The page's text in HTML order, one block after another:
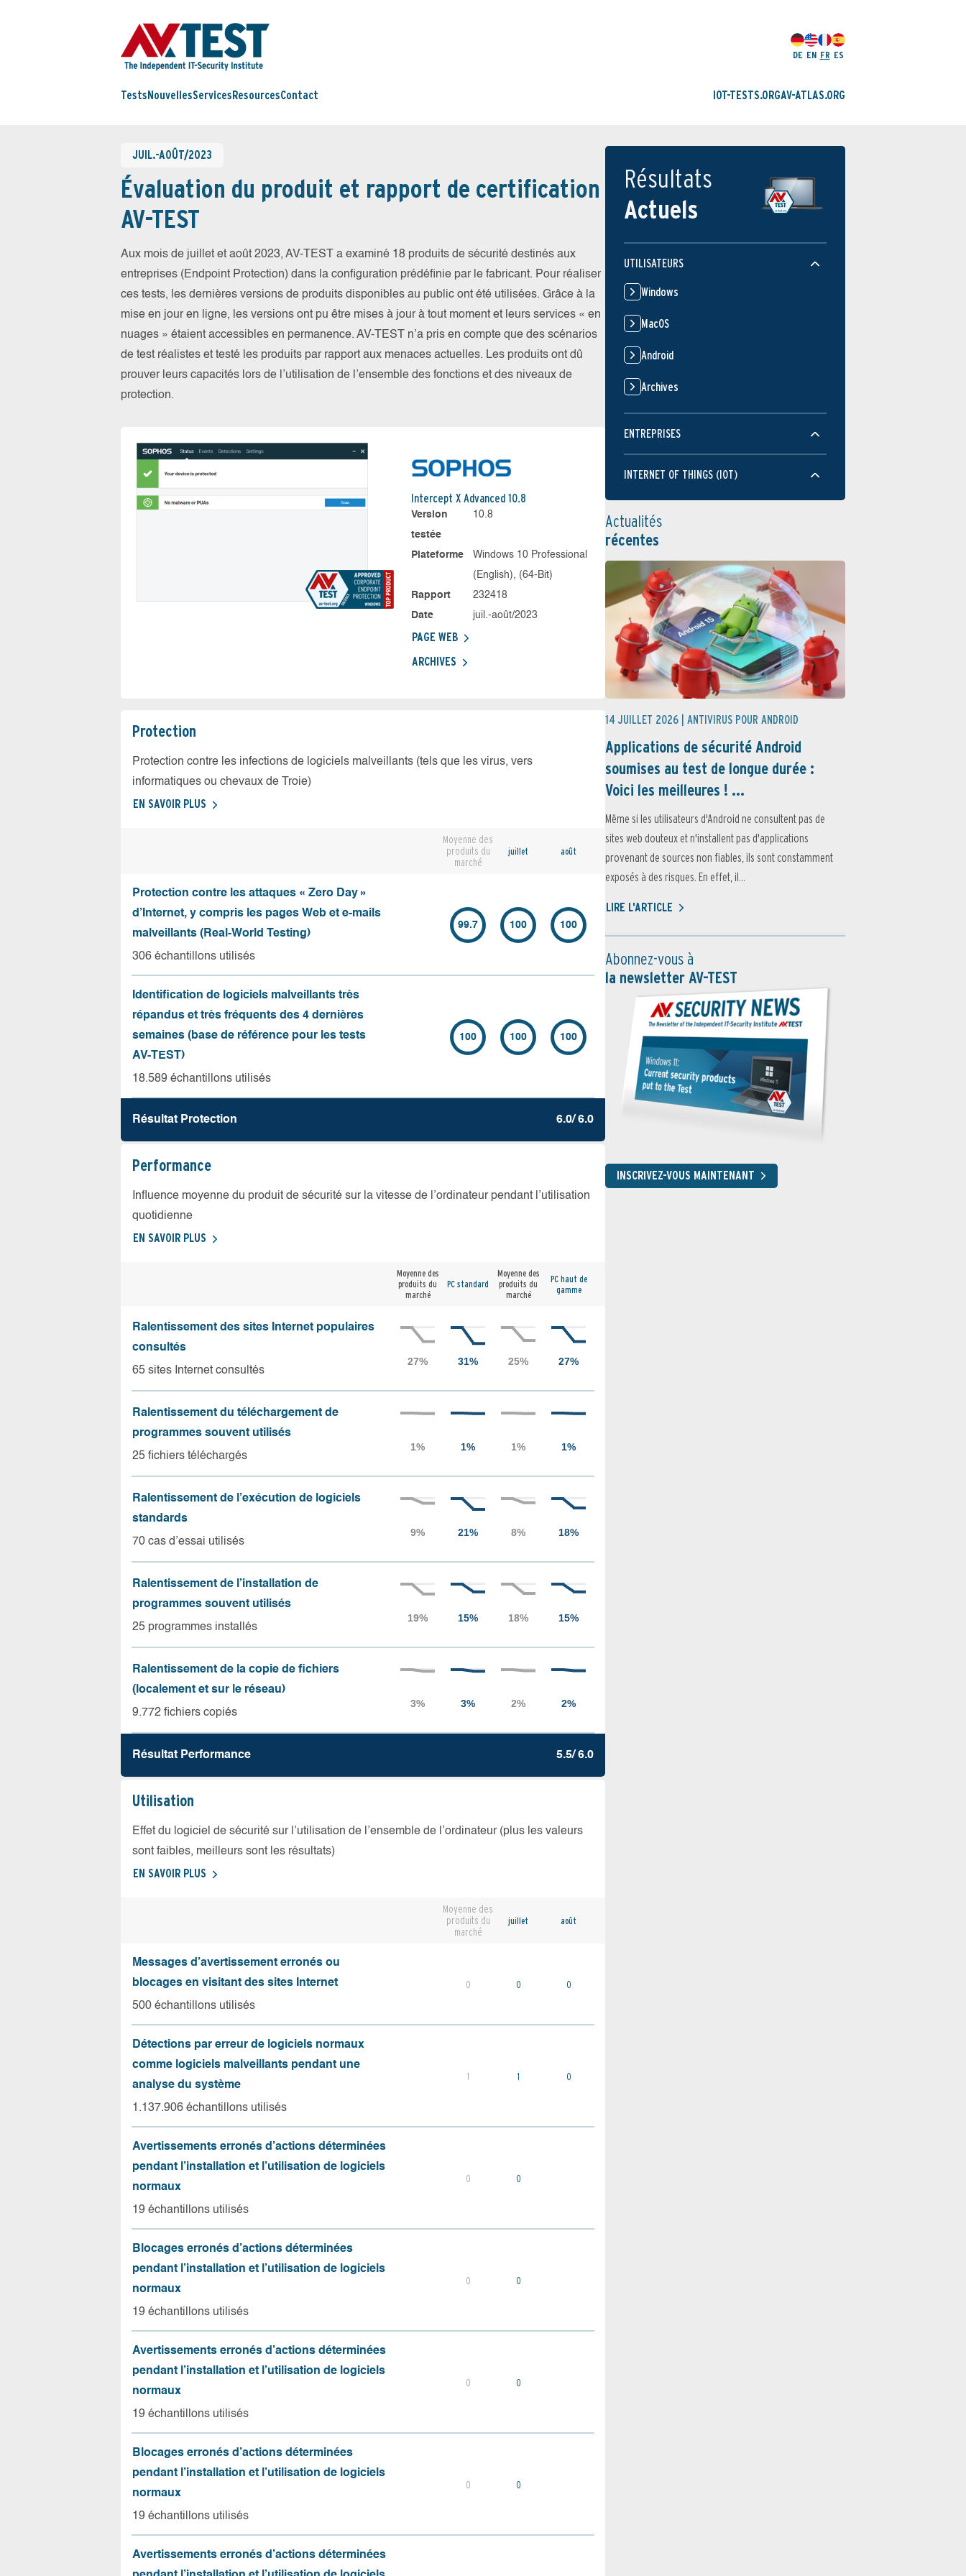
DE EN FR ES
Tests NouvellesServices ResourcesContact IOT-TESTS.ORGAV-ATLAS.ORG
JUIL.-AOÛT/2023
Évaluation du produit et rapport de certification
AV-TEST
Aux mois de juillet et août 2023, AV-TEST a examiné 18 produits de sécurité destinés aux
entreprises (Endpoint Protection) dans la configuration prédéfinie par le fabricant. Pour réaliser
ces tests, les dernières versions de produits disponibles au public ont été utilisées. Grâce à la
mise en jour en ligne, les versions ont pu être mises à jour à tout moment et leurs services « en
nuages » étaient accessibles en permanence. AV-TEST n’a pris en compte que des scénarios
de test réalistes et testé les produits par rapport aux menaces actuelles. Les produits ont dû
prouver leurs capacités lors de l’utilisation de l’ensemble des fonctions et des niveaux de
protection.
Intercept X Advanced 10.8
Version
testée
10.8
Plateforme
Windows 10 Professional
(English), (64-Bit)
Rapport
232418
Date
juil.-août/2023
PAGE WEB
ARCHIVES
Protection
Protection contre les infections de logiciels malveillants (tels que les virus, vers
informatiques ou chevaux de Troie)
EN SAVOIR PLUS
Moyenne des
produits du
marché
juillet août
Protection contre les attaques « Zero Day »
d’Internet, y compris les pages Web et e-mails
malveillants (Real-World Testing)
306 échantillons utilisés
99.7 100 100
Identification de logiciels malveillants très
répandus et très fréquents des 4 dernières
semaines (base de référence pour les tests
AV-TEST)
18.589 échantillons utilisés
100 100 100
Résultat Protection 6.0/ 6.0
Performance
Influence moyenne du produit de sécurité sur la vitesse de l’ordinateur pendant l’utilisation
quotidienne
EN SAVOIR PLUS
Moyenne des
produits du
marché
PC standard
Moyenne des
produits du
marché
PC haut de
gamme
Ralentissement des sites Internet populaires
consultés
65 sites Internet consultés
Ralentissement du téléchargement de
programmes souvent utilisés
25 fichiers téléchargés
Ralentissement de l’exécution de logiciels
standards
70 cas d’essai utilisés
Ralentissement de l’installation de
programmes souvent utilisés
25 programmes installés
Ralentissement de la copie de fichiers
(localement et sur le réseau)
9.772 fichiers copiés
Résultat Performance 5.5/ 6.0
Utilisation
Effet du logiciel de sécurité sur l’utilisation de l’ensemble de l’ordinateur (plus les valeurs
sont faibles, meilleurs sont les résultats)
EN SAVOIR PLUS
Moyenne des
produits du
marché
juillet août
Messages d’avertissement erronés ou
blocages en visitant des sites Internet
500 échantillons utilisés
0 0 0
Détections par erreur de logiciels normaux
comme logiciels malveillants pendant une
analyse du système
1.137.906 échantillons utilisés
1 1 0
Avertissements erronés d’actions déterminées
pendant l’installation et l’utilisation de logiciels
normaux
19 échantillons utilisés
0 0
Blocages erronés d’actions déterminées
pendant l’installation et l’utilisation de logiciels
normaux
19 échantillons utilisés
0 0
Avertissements erronés d’actions déterminées
pendant l’installation et l’utilisation de logiciels
normaux
19 échantillons utilisés
0 0
Blocages erronés d’actions déterminées
pendant l’installation et l’utilisation de logiciels
normaux
19 échantillons utilisés
0 0
Avertissements erronés d’actions déterminées
Résultats
Actuels
UTILISATEURS
Windows
MacOS
Android
Archives
ENTREPRISES
INTERNET OF THINGS (IOT)
Actualités
récentes
14 JUILLET 2026 | ANTIVIRUS POUR ANDROID
Applications de sécurité Android
soumises au test de longue durée :
Voici les meilleures ! ...
Même si les utilisateurs d'Android ne consultent pas de
sites web douteux et n'installent pas d'applications
provenant de sources non fiables, ils sont constamment
exposés à des risques. En effet, il...
LIRE L'ARTICLE
Abonnez-vous à
la newsletter AV-TEST
INSCRIVEZ-VOUS MAINTENANT